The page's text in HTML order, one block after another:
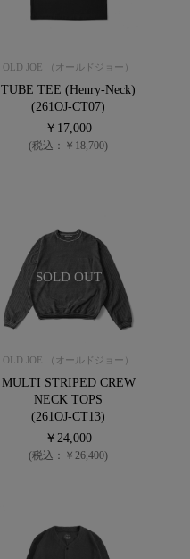
OLD JOE （オールドジョー）
TUBE TEE (Henry-Neck)
(261OJ-CT07)
￥17,000
(税込：￥18,700)
SOLD OUT
OLD JOE （オールドジョー）
MULTI STRIPED CREW
NECK TOPS
(261OJ-CT13)
￥24,000
(税込：￥26,400)